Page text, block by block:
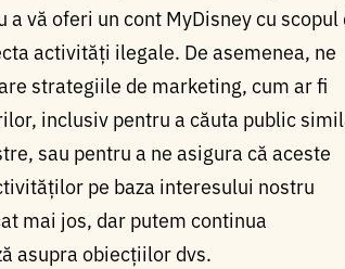
vă oferi un cont MyDisney cu scopul
activități ilegale. De asemenea, ne
strategiile de marketing, cum ar fi
inclusiv pentru a căuta public
sau pentru a ne asigura că aceste
pe baza interesului nostru
mai jos, dar putem continua
asupra obiecțiilor dvs.